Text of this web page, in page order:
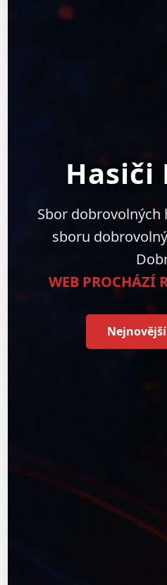
Hasiči
Sbor dobrovolných
sboru
WEB PROCHÁZÍ